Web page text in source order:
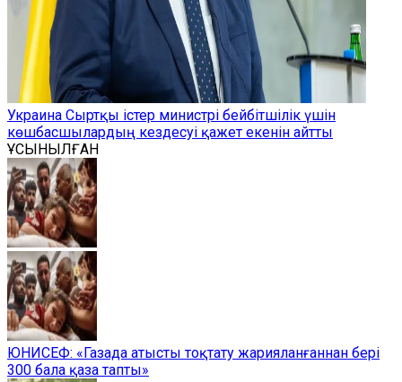
Украина Сыртқы істер министрі бейбітшілік үшін
көшбасшылардың кездесуі қажет екенін айтты
ҰСЫНЫЛҒАН
ЮНИСЕФ: «Газада атысты тоқтату жарияланғаннан бері
300 бала қаза тапты»